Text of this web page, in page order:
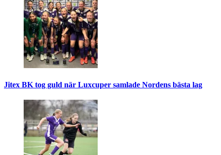
Jitex BK tog guld när Luxcuper samlade Nordens bästa lag